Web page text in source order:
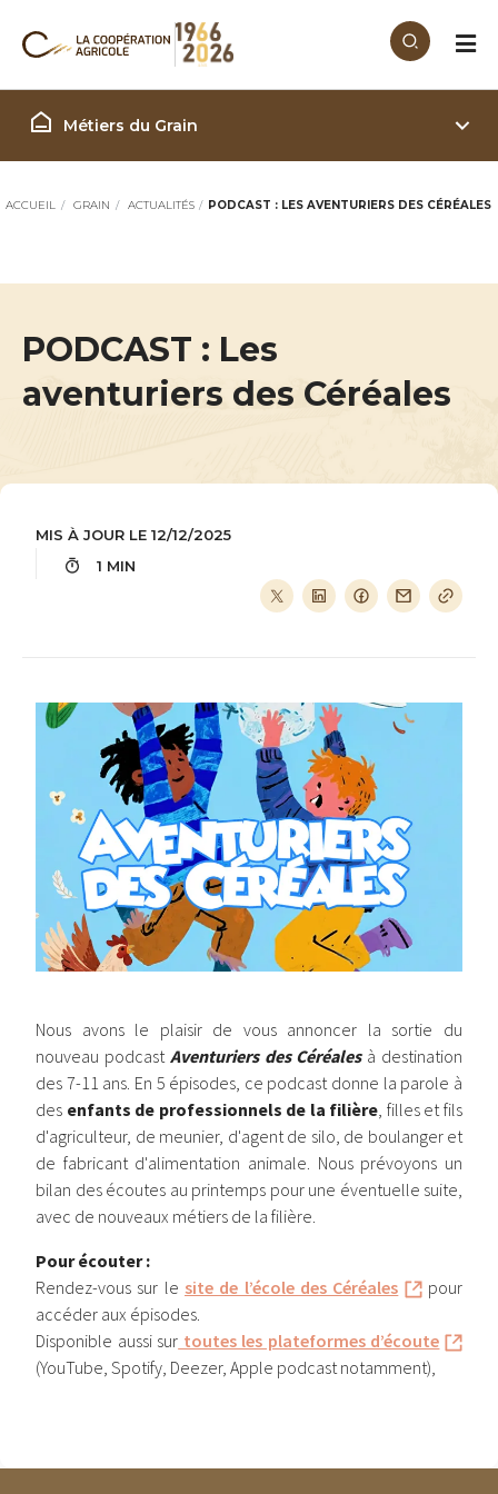
Filière Grain
Métiers du Grain
ACCUEIL GRAIN ACTUALITÉS PODCAST : LES AVENTURIERS DES CÉRÉALES
PODCAST : Les
aventuriers des Céréales
MIS À JOUR LE 12/12/2025
1 MIN
Nous avons le plaisir de vous annoncer la sortie du
nouveau podcast Aventuriers des Céréalesà destination
des 7-11 ans. En 5 épisodes, ce podcast donne la parole à
des enfants de professionnels de la filière , filles et fils
d'agriculteur, de meunier, d'agent de silo, de boulanger et
de fabricant d'alimentation animale. Nous prévoyons un
bilan des écoutes au printemps pour une éventuelle suite,
avec de nouveaux métiers de la filière.
Pour écouter :
Rendez-vous sur le site de l’école des Céréales
pour
accéder aux épisodes.
Disponible aussi sur toutes les plateformes d’écoute
(YouTube, Spotify, Deezer, Apple podcast notamment),